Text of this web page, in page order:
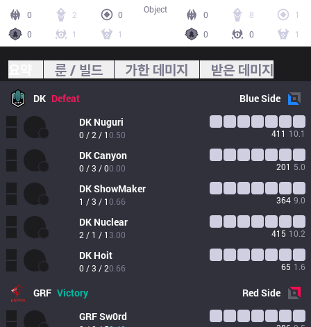
0 2
0
0
1 1
0 8
1
0
0 1
Object
룬 / 빌드 가한 데미지 받은 데미지
DK Defeat BlueSide
DK Nuguri
0 / 2 / 10.50 411 10.1
DKCanyon
0 / 3 / 00.00 201 5.0
DKShowMaker
1 / 3 / 10.66 364 9.0
DK Nuclear
2 / 1 / 1 3.00 415 10.2
DK Hoit
0 / 3 / 20.66 65 1.6
GRF Victory RedSide
GRFSw0rd